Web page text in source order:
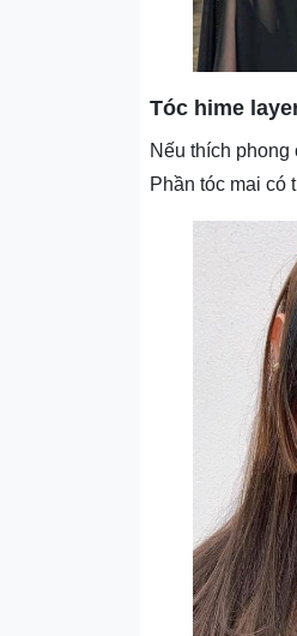
Tóc hime
Nếu thích
Phần tóc mai có